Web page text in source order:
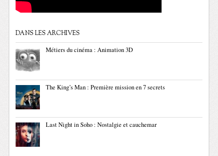
DANS LES ARCHIVES
Métiers du cinéma : Animation 3D
The King’s Man : Première mission en 7 secrets
Last Night in Soho : Nostalgie et cauchemar